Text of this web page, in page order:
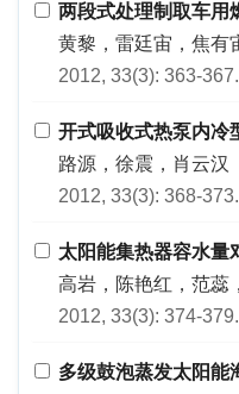
两段式处理制取车用
黄黎，雷廷宙，焦有
2012, 33(3): 363-367.
开式吸收式热泵内冷
路源，徐震，肖云汉
2012, 33(3): 368-373.
太阳能集热器容水量
高岩，陈艳红，范蕊
2012, 33(3): 374-379.
多级鼓泡蒸发太阳能